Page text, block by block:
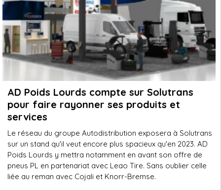
AD Poids Lourds compte sur Solutrans
pour faire rayonner ses produits et
services
Le réseau du groupe Autodistribution exposera à Solutrans
sur un stand qu'il veut encore plus spacieux qu'en 2023. AD
Poids Lourds y mettra notamment en avant son offre de
pneus PL en partenariat avec Leao Tire. Sans oublier celle
liée au reman avec Cojali et Knorr-Bremse.